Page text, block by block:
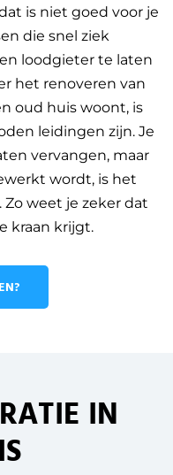
is niet goed voor je
die snel ziek
loodgieter te laten
het renoveren van
oud huis woont, is
leidingen zijn. Je
vervangen, maar
wordt, is het
weet je zeker dat
kraan krijgt.
IN